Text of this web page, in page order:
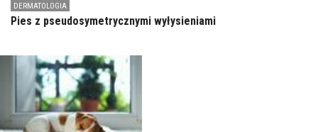
DERMATOLOGIA
Pies z pseudosymetrycznymi wyłysieniami